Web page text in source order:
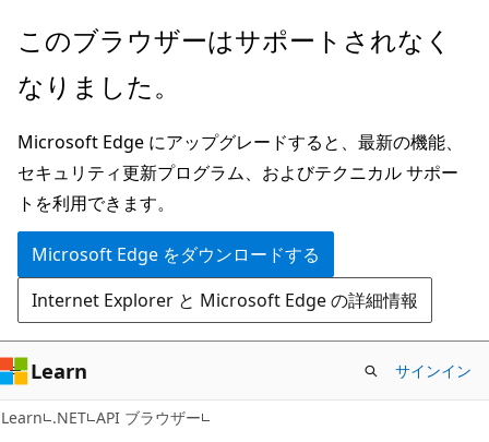
メ
ン
ン
テ
ン
ツ
に
ス
キ
ッ
プ
ペ
ジ
ナ
ビ
ゲ
ー
シ
ョ
ン
に
ス
キ
このブラウザーはサポートされなく
なりました。
Microsoft Edge にアップグレードすると、最新の機能、
セキュリティ更新プログラム、およびテクニカル サポー
トを利用できます。
Microsoft Edge をダウンロードする
Internet Explorer と Microsoft Edge の詳細情報
Learn サインイン
Learn .NET API ブラウザー